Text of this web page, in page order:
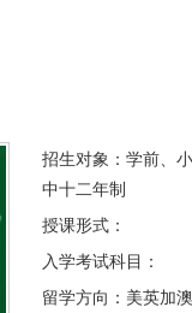
招生对象：学前、
中十二年制
授课形式：
入学考试科目：
留学方向：美英加